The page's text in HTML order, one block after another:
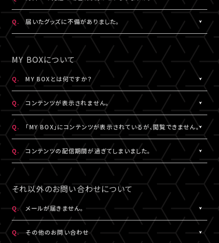
わらずシステムの仕様上エラーとなる場合がございます。
その場合は、末尾1桁か2桁を削除、もしくは未記入にてお手続きを
お試しください。
なお、日本国外への配送はDHLを利用しております。
DHLが配送対象としていない国・地域への配送はできかねます。
予め、ご了承ください。
番号を入力しているにも関わらずエラーとなる場合がございます。
その場合は、末尾1桁か2桁を削除、もしくは未記入にてお手続きを
お試しください。
A.
関税はお客様ご自身でお支払いください。関税の計算は各国税関
の判断によります。
また、現地税関での商品配達停止に関しては、当サービスは一切
の責任を負いかねます。
DHLにおきましては現地カスタマーサービスにお問い合わせくだ
さい。
http://www.dhl.com/en/contact_center.html
Q. 届いたグッズに不備がありました。
A.
お手数ですが、詳細を記載のうえ、商品到着後14日以内に下記よ
りお問い合わせください。
グッズ配送・お届け済み商品に関して
【A!SMART お問い合わせ窓口】
https://www.asmart.jp/support
MY BOXについて
Q. MY BOXとは何ですか？
A.
ご購入の視聴チケットやグッズの条件に応じて、動画や画像などの
コンテンツが配信される機能です。
コンテンツの配信がある場合、視聴チケットやグッズを購入したA!-
ID（メールアドレス）とパスワードでログインのうえ、「マイページ」
内「MY BOX」から確認することができます。
コンテンツの配信有無や、配信期間については、各公演のチケット
販売ページやグッズ商品詳細ページ、MY BOXなどでご確認くださ
Q. コンテンツが表示されません。
A.
コンテンツが表示されない場合は、コンテンツ配信期間外である
か、配信対象外の視聴チケットやグッズを購入されている可能性が
あります。
コンテンツ配信期間は、各公演のチケット販売ページやグッズ商品
詳細ページ、MY BOXなどでご確認ください。
※チケットの購入情報は、「マイページ」内「チケット購入情報」にて
ご確認ください。
Q. 「MY BOX」にコンテンツが表示されているが、閲覧できません。
A.
コンテンツが「MY BOX」に表示されているにも関わらず閲覧でき
ない場合、コンテンツ配信期間を経過したか、ご利用端末が推奨環
境ではない可能性があります。
推奨環境は
こちら
よりご確認ください。
スマートフォン、タブレットをご利用の場合、LINEやメール等のアプ
リ内ブラウジングではなく、推奨環境にある指定のブラウザ
（iPhone・iPadの場合は「Safari」、Androidの場合は
「Chrome」）にて閲覧ください。
なお、MY BOXで配信されるコンテンツは、視聴プレイヤーに
Q. コンテンツの配信期間が過ぎてしまいました。
A.
配信期間終了後のコンテンツは、再配信いたしません。予めご了承
ください。
それ以外のお問い合わせについて
Q. メールが届きません。
メールが届かない場合は、下記ドメインの受信設定をお願いいた
します。
Q. その他のお問い合わせ